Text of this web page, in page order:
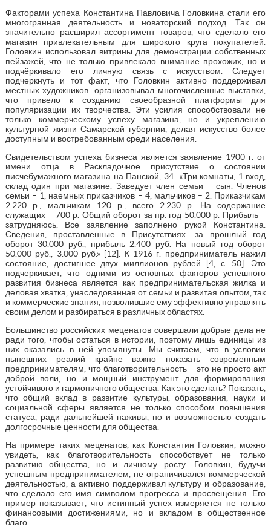
Факторами успеха Константина Павловича Головкина стали его
многогранная деятельность и новаторский подход. Так он
значительно расширил ассортимент товаров, что сделало его
магазин привлекательным для широкого круга покупателей.
Головкин использовал витрины для демонстрации собственных
пейзажей, что не только привлекало внимание прохожих, но и
подчёркивало его личную связь с искусством. Следует
подчеркнуть и тот факт, что Головкин активно поддерживал
местных художников: организовывал многочисленные выставки,
что привело к созданию своеобразной платформы для
популяризации их творчества. Эти усилия способствовали не
только коммерческому успеху магазина, но и укреплению
культурной жизни Самарской губернии, делая искусство более
доступным и востребованным среди населения.
Свидетельством успеха бизнеса является заявление 1900 г. от
имени отца в Раскладочное присутствие о состоянии
писчебумажного магазина на Панской, 34: «Три комнаты, 1 вход,
склад один при магазине. Заведует член семьи – сын. Членов
семьи – 1, наемных приказчиков – 4, мальчиков – 2. Приказчикам
2.220 р., мальчикам 120 р., всего 2.230 р. На содержание
служащих – 700 р. Общий оборот за пр. год 50.000 р. Прибыль –
затрудняюсь. Все заявление заполнено рукой Константина.
Сведения, проставленные в Присутствиях: за прошлый год
оборот 30.000 руб., прибыль 2.400 руб. На новый год оборот
50.000 руб., 3.000 руб.» [12]. К 1916 г. предприниматель нажил
состояние, достигшее двух миллионов рублей [4, с. 50]. Это
подчеркивает, что одними из основных факторов успешного
развития бизнеса является как предпринимательская жилка и
деловая хватка, унаследованная от семьи и развитая опытом, так
и коммерческие знания, позволившие ему эффективно управлять
своим делом и разбираться в различных областях.
Большинство российских меценатов совершали добрые дела не
ради того, чтобы остаться в истории, поэтому лишь единицы из
них оказались в ней упомянуты. Мы считаем, что в условии
нынешних реалий крайне важно показать современным
предпринимателям, что благотворительность – это не просто акт
доброй воли, но и мощный инструмент для формирования
устойчивого и гармоничного общества. Как это сделать? Показать,
что общий вклад в развитие культуры, образования, науки и
социальной сферы является не только способом повышения
статуса, ради дальнейшей наживы, но и возможностью создать
долгосрочные ценности для общества.
На примере таких меценатов, как Константин Головкин, можно
увидеть, как благотворительность способствует не только
развитию общества, но и личному росту. Головкин, будучи
успешным предпринимателем, не ограничивался коммерческой
деятельностью, а активно поддерживал культуру и образование,
что сделало его имя символом прогресса и просвещения. Его
пример показывает, что истинный успех измеряется не только
финансовыми достижениями, но и вкладом в общественное
благо.